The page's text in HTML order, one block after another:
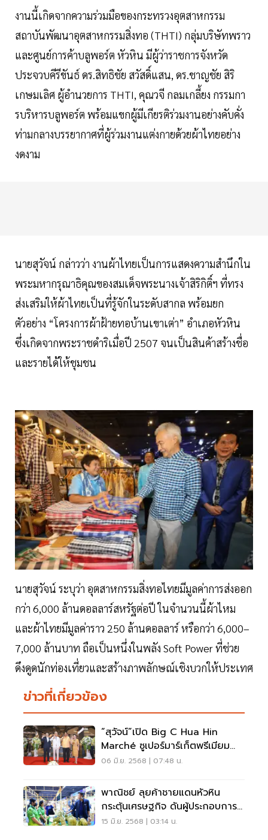
งานนี้เกิดจากความร่วมมือของกระทรวงอุตสาหกรรม
สถาบันพัฒนาอุตสาหกรรมสิ่งทอ (THTI) กลุ่มบริษัทพราว
และศูนย์การค้าบลูพอร์ต หัวหิน มีผู้ว่าราชการจังหวัด
ประจวบคีรีขันธ์ ดร.สิทธิชัย สวัสดิ์แสน, ดร.ชาญชัย สิริ
เกษมเลิศ ผู้อำนวยการ THTI, คุณวจี กลมเกลี้ยง กรรมกา
รบริหารบลูพอร์ต พร้อมแขกผู้มีเกียรติร่วมงานอย่างคับคั่ง
ท่ามกลางบรรยากาศที่ผู้ร่วมงานแต่งกายด้วยผ้าไทยอย่าง
งดงาม
นายสุวัจน์ กล่าวว่า งานผ้าไทยเป็นการแสดงความสำนึกใน
พระมหากรุณาธิคุณของสมเด็จพระนางเจ้าสิริกิติ์ฯ ที่ทรง
ส่งเสริมให้ผ้าไทยเป็นที่รู้จักในระดับสากล พร้อมยก
ตัวอย่าง “โครงการผ้าฝ้ายทอบ้านเขาเต่า” อำเภอหัวหิน
ซึ่งเกิดจากพระราชดำริเมื่อปี 2507 จนเป็นสินค้าสร้างชื่อ
และรายได้ให้ชุมชน
นายสุวัจน์ ระบุว่า อุตสาหกรรมสิ่งทอไทยมีมูลค่าการส่งออก
กว่า 6,000 ล้านดอลลาร์สหรัฐต่อปี ในจำนวนนี้ผ้าไหม
และผ้าไทยมีมูลค่าราว 250 ล้านดอลลาร์ หรือกว่า 6,000–
7,000 ล้านบาท ถือเป็นหนึ่งในพลัง Soft Power ที่ช่วย
ดึงดูดนักท่องเที่ยวและสร้างภาพลักษณ์เชิงบวกให้ประเทศ
ข่าวที่เกี่ยวข้อง
“สุวัจน์”เปิด Big C Hua Hin
Marché ซูเปอร์มาร์เก็ตพรีเมียม
แห่งใหม่
06 มิ.ย. 2568 | 07:48 น.
พาณิชย์ ลุยค้าชายแดนหัวหิน
กระตุ้นเศรษฐกิจ ดันผู้ประกอบการ
ท้องถิ่นสู่เวทีโลก
15 มิ.ย. 2568 | 03:14 น.